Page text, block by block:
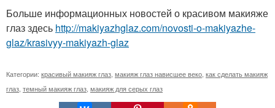
Больше информационных новостей о красивом макияже
глаз здесь http://makiyazhglaz.com/novosti-o-makiyazhe-
glaz/krasivyy-makiyazh-glaz
Категории: красивый макияж глаз макияж глаз нависшее веко как сделать макияж
глаз темный макияж глаз макияж для серых глаз